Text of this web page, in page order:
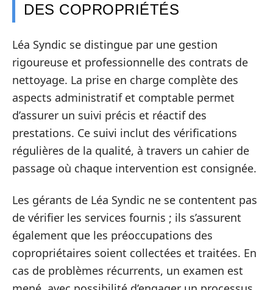
DES COPROPRIÉTÉS
Léa Syndic se distingue par une gestion
rigoureuse et professionnelle des contrats de
nettoyage. La prise en charge complète des
aspects administratif et comptable permet
d’assurer un suivi précis et réactif des
prestations. Ce suivi inclut des vérifications
régulières de la qualité, à travers un cahier de
passage où chaque intervention est consignée.
Les gérants de Léa Syndic ne se contentent pas
de vérifier les services fournis ; ils s’assurent
également que les préoccupations des
copropriétaires soient collectées et traitées. En
cas de problèmes récurrents, un examen est